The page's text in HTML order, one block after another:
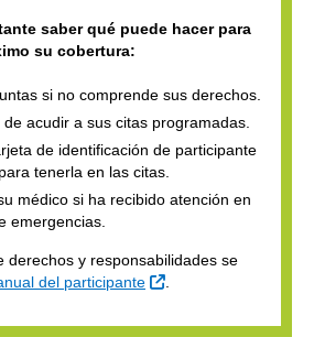
saber qué puede hacer para
su cobertura:
si no comprende sus derechos.
acudir a sus citas programadas.
de identificación de participante
tenerla en las citas.
médico si ha recibido atención en
emergencias.
derechos y responsabilidades se
del participante Sitio Externo